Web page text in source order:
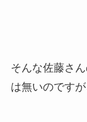
そんな佐藤さ
は無いのです